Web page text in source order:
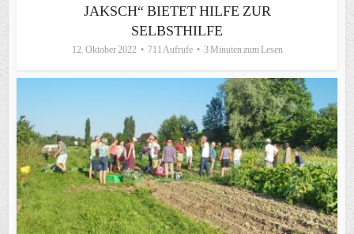
JAKSCH“ BIETET HILFE ZUR
SELBSTHILFE
12. Oktober 2022 711 Aufrufe 3 Minuten zum Lesen